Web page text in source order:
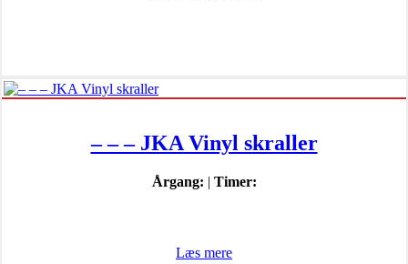
– – – JKA Vinyl skraller
Årgang: | Timer:
Læs mere